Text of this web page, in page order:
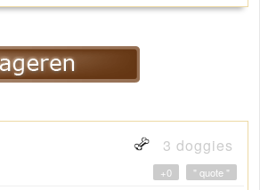
3 doggies
" quote "
+0